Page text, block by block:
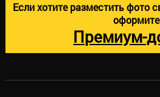
Если хотите разместить фото
оформите
Премиум-